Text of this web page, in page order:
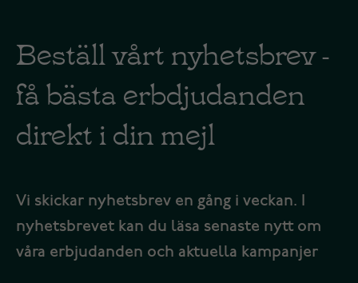
Beställ vårt nyhetsbrev -
få bästa erbdjudanden
direkt i din mejl
Vi skickar nyhetsbrev en gång i veckan. I
nyhetsbrevet kan du läsa senaste nytt om
våra erbjudanden och aktuella kampanjer